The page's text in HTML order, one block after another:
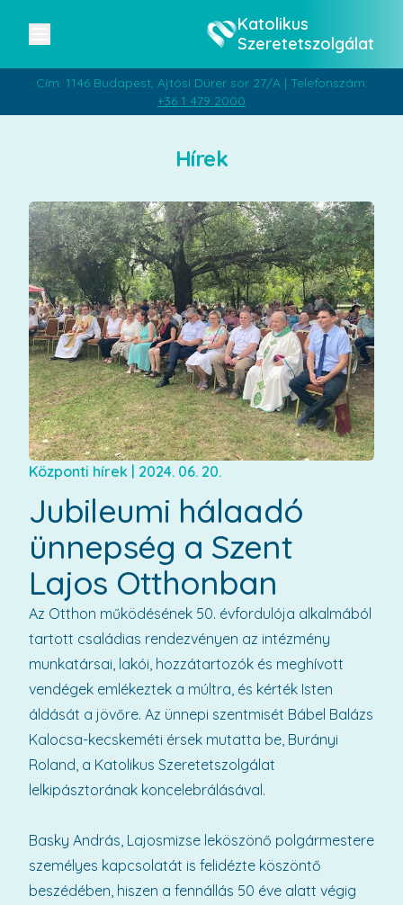
Katolikus
Szeretetszolgálat
Cím: 1146 Budapest, Ajtósi Dürer sor 27/A | Telefonszám:
+36 1 479 2000
Hírek
Központi hírek | 2024. 06. 20.
Jubileumi hálaadó
ünnepség a Szent
Lajos Otthonban
Az Otthon működésének 50. évfordulója alkalmából
tartott családias rendezvényen az intézmény
munkatársai, lakói, hozzátartozók és meghívott
vendégek emlékeztek a múltra, és kérték Isten
áldását a jövőre. Az ünnepi szentmisét Bábel Balázs
Kalocsa-kecskeméti érsek mutatta be, Burányi
Roland, a Katolikus Szeretetszolgálat
lelkipásztorának koncelebrálásával.
Basky András, Lajosmizse leköszönő polgármestere
személyes kapcsolatát is felidézte köszöntő
beszédében, hiszen a fennállás 50 éve alatt végig